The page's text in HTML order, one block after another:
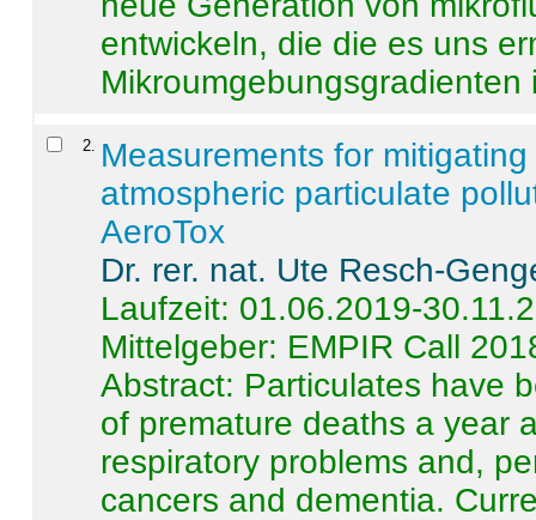
entwickeln, die die es uns
Mikroumgebungsgradienten
2
Measurements for
atmospheric particulate
AeroTox
Dr. rer. nat. Ute Resch-
Laufzeit: 01.06.2019-
Mittelgeber: EMPIR Call
Abstract: Particulates have
of premature deaths a year
respiratory problems and,
cancers and dementia.